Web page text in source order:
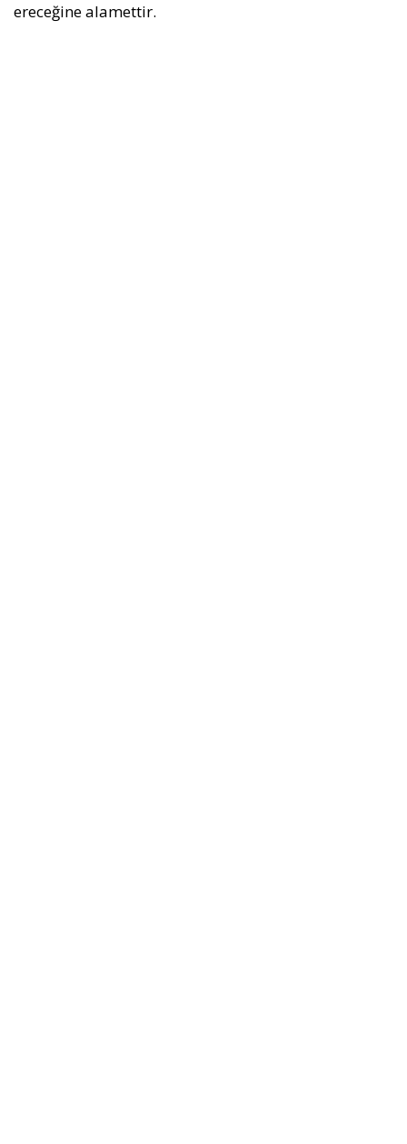
ereceğine alamettir.